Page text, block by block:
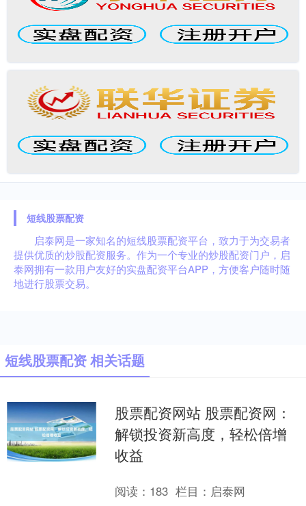
短线股票配资
启泰网是一家知名的短线股票配资平台，致力于为交易者
提供优质的炒股配资服务。作为一个专业的炒股配资门户，启
泰网拥有一款用户友好的实盘配资平台APP，方便客户随时随
地进行股票交易。
短线股票配资 相关话题
股票配资网站 股票配资网：
解锁投资新高度，轻松倍增
收益
阅读： 183 栏目： 启泰网